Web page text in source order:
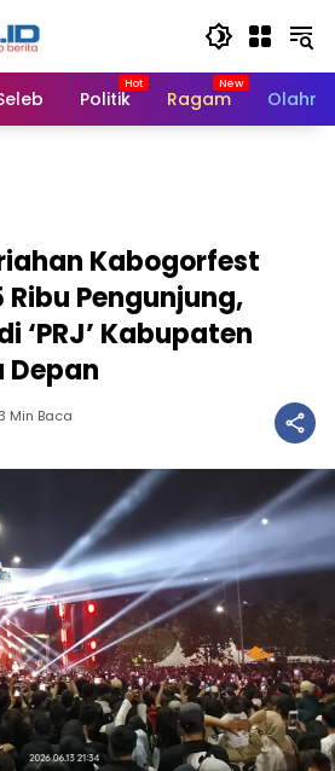
Politik Ragam
Kabogorfest
Ribu Pengunjung,
‘PRJ’ Kabupaten
Depan
Min Baca